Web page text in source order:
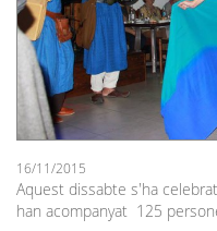
16/11/2015
Aquest dissabte s'ha
han acompanyat 125